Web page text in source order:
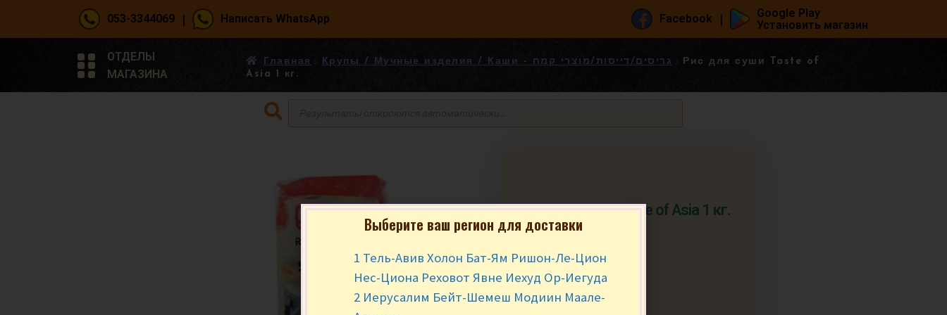
053-3344069 | Написать WhatsApp Facebook |
Google Play
Установить магазин
ОТДЕЛЫ
МАГАЗИНА
Главная Крупы / Мучные изделия / Каши - גריסים/דייסות/מוצרי קמח
Рис для суши Taste of
Asia 1 кг.
Рис для суши Taste of Asia 1 кг.
В наличии
Выберите ваш регион для доставки
1 Тель-Авив Холон Бат-Ям Ришон-Ле-Цион
Нес-Циона Реховот Явне Иехуд Ор-Иегуда
2 Иерусалим Бейт-Шемеш Модиин Маале-